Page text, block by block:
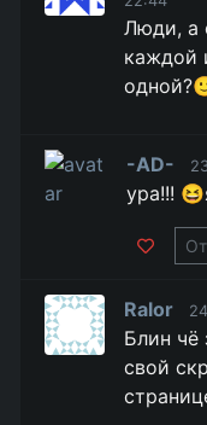
Люди, а
каждой
-AD-
ура!!!
Ralor
Блин чё
свой